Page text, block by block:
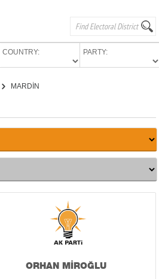
COUNTRY: PARTY:
MARDİN
ORHAN MİROĞLU